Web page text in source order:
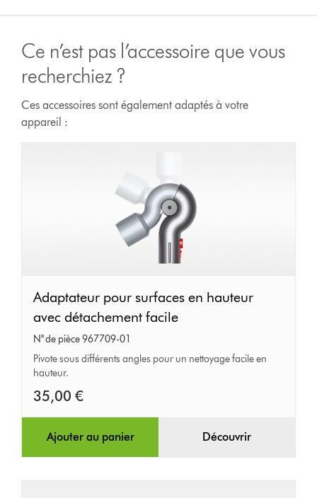
Ce n’est pas l’accessoire que vous
recherchiez ?
Ces accessoires sont également adaptés à votre
appareil :
Adaptateur
pour
surfaces
en
hauteur
avec
détachement
facile
Adaptateur pour surfaces en hauteur
avec détachement facile
N° de pièce 967709-01
Pivote sous différents angles pour un nettoyage facile en
hauteur.
35,00 €
Ajouter au panier Découvrir